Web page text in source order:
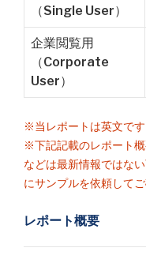
（Single User）
企業閲覧用
（Corporate
User）
※当レポートは英文です
※下記記載のレポート
などは最新情報ではな
にサンプルを依頼してご
レポート概要